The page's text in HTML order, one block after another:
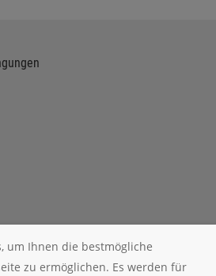
um Ihnen die bestmögliche
zu ermöglichen. Es werden für